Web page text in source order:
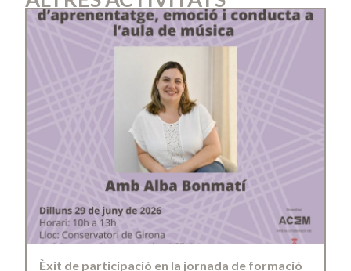
Èxit de participació en la jornada de formació